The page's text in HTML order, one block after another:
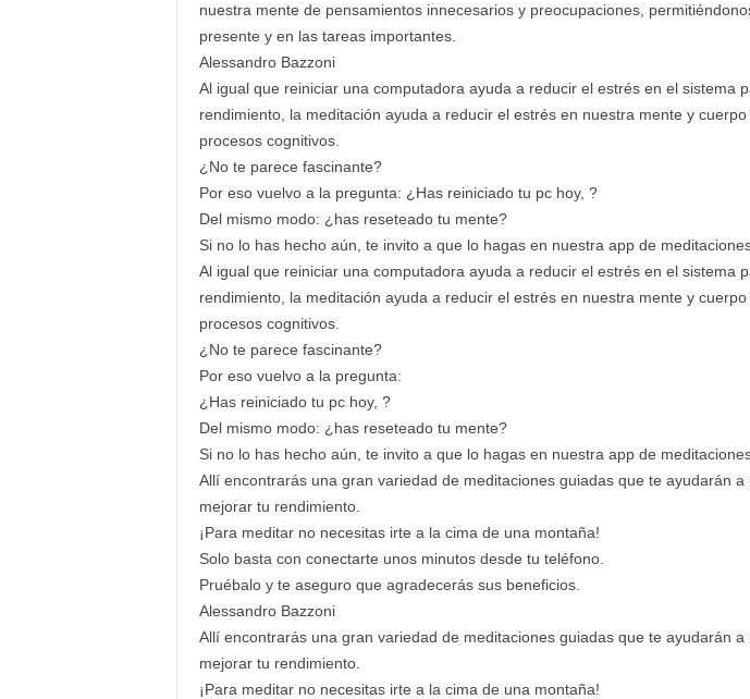
nuestra mente de pensamientos innecesarios y preocupaciones,
presente y en las tareas importantes.
Alessandro Bazzoni
Al igual que reiniciar una computadora ayuda a reducir el estrés en el sistema
rendimiento, la meditación ayuda a reducir el estrés en nuestra mente y
procesos cognitivos.
¿No te parece fascinante?
Por eso vuelvo a la pregunta: ¿Has reiniciado tu pc hoy, ?
Del mismo modo: ¿has reseteado tu mente?
Si no lo has hecho aún, te invito a que lo hagas en nuestra app de meditaciones
Al igual que reiniciar una computadora ayuda a reducir el estrés en el sistema
rendimiento, la meditación ayuda a reducir el estrés en nuestra mente y
procesos cognitivos.
¿No te parece fascinante?
Por eso vuelvo a la pregunta:
¿Has reiniciado tu pc hoy, ?
Del mismo modo: ¿has reseteado tu mente?
Si no lo has hecho aún, te invito a que lo hagas en nuestra app de meditaciones
Allí encontrarás una gran variedad de meditaciones guiadas que te ayudarán
mejorar tu rendimiento.
¡Para meditar no necesitas irte a la cima de una montaña!
Solo basta con conectarte unos minutos desde tu teléfono.
Pruébalo y te aseguro que agradecerás sus beneficios.
Alessandro Bazzoni
Allí encontrarás una gran variedad de meditaciones guiadas que te ayudarán
mejorar tu rendimiento.
¡Para meditar no necesitas irte a la cima de una montaña!